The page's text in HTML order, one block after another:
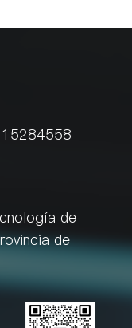
de
de